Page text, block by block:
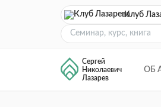
Клуб
Сергей
Николаевич
Лазарев
ОБ